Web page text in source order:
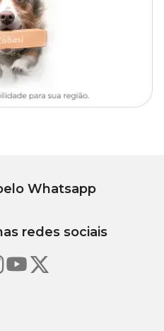
Larga com Cabo Tramontina
Whatsapp
redes sociais